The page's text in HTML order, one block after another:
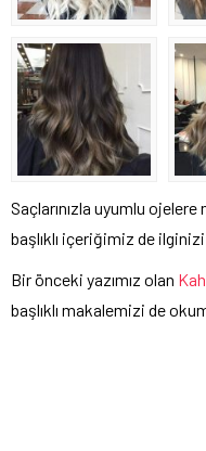
Saçlarınızla uyumlu ojelere
başlıklı içeriğimiz de
Bir önceki yazımız olan
başlıklı makalemizi de